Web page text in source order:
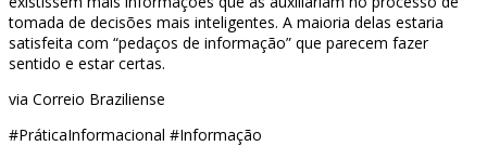
tomada de decisões mais inteligentes. A maioria delas estaria
satisfeita com “pedaços de informação” que parecem fazer
sentido e estar certas.
via Correio Braziliense
#PráticaInformacional #Informação